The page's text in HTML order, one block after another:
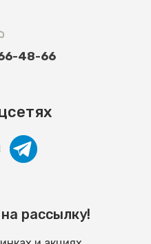
48-66
рассылку!